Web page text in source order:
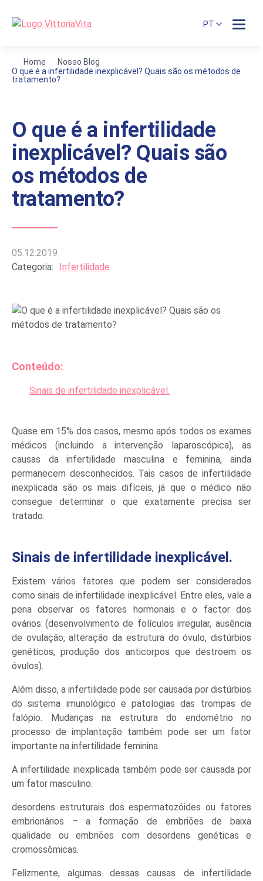
PT
Home
Nosso Blog
O que é a infertilidade inexplicável? Quais são os métodos de
tratamento?
O que é a infertilidade
inexplicável? Quais são
os métodos de
tratamento?
05.12.2019
Categoria:
Infertilidade
Conteúdo:
Sinais de infertilidade inexplicável.
Quase em 15% dos casos, mesmo após todos os exames
médicos (incluindo a intervenção laparoscópica), as
causas da infertilidade masculina e feminina, ainda
permanecem desconhecidos. Tais casos de infertilidade
inexplicada são os mais difíceis, já que o médico não
consegue determinar o que exatamente precisa ser
tratado.
Sinais de infertilidade inexplicável.
Existem vários fatores que podem ser considerados
como sinais de infertilidade inexplicável. Entre eles, vale a
pena observar os fatores hormonais e o factor dos
ovários (desenvolvimento de folículos irregular, ausência
de ovulação, alteração da estrutura do óvulo, distúrbios
genéticos, produção dos anticorpos que destroem os
óvulos).
Além disso, a infertilidade pode ser causada por distúrbios
do sistema imunológico e patologias das trompas de
falópio. Mudanças na estrutura do endométrio no
processo de implantação também pode ser um fator
importante na infertilidade feminina.
A infertilidade inexplicada também pode ser causada por
um fator masculino:
desordens estruturais dos espermatozóides ou fatores
embrionários – a formação de embriões de baixa
qualidade ou embriões com desordens genéticas e
cromossômicas.
Felizmente, algumas dessas causas de infertilidade